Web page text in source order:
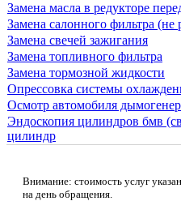
Замена масла в редукторе
Замена салонного фильтра (не
Замена свечей зажигания
Замена топливного фильтра
Замена тормозной жидкости
Опрессовка системы
Осмотр автомобиля
Эндоскопия цилиндров бмв
цилиндр
Внимание: стоимость услуг
на день обращения.